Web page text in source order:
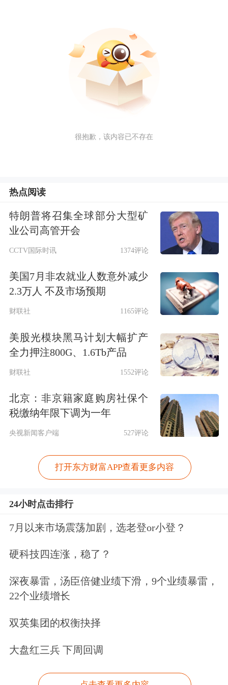
很抱歉，该内容已不存在
热点阅读
特朗普将召集全球部分大型矿
业公司高管开会
CCTV国际时讯 1374评论
美国7月非农就业人数意外减少
2.3万人 不及市场预期
财联社 1165评论
美股光模块黑马计划大幅扩产
全力押注800G、1.6Tb产品
财联社 1552评论
北京：非京籍家庭购房社保个
税缴纳年限下调为一年
央视新闻客户端 527评论
打开东方财富APP查看更多内容
24小时点击排行
7月以来市场震荡加剧，选老登or小登？
硬科技四连涨，稳了？
深夜暴雷，汤臣倍健业绩下滑，9个业绩暴雷，
22个业绩增长
双英集团的权衡抉择
大盘红三兵 下周回调